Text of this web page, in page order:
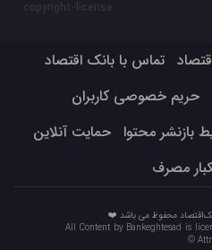
تماس با بانک اقتصاد
حریم خصوصی کاربران
بازنشر محتوا
حمایت آنلاین
مصرف
محفوظ می باشد ❤️
All Content by Bankeghtesad is